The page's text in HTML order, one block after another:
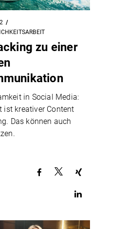
zu einer
in Social Media:
ist kreativer Content
Das können auch